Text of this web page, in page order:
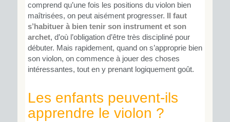
comprend qu’une fois les positions du violon bien
maîtrisées, on peut aisément progresser. Il faut
s’habituer à bien tenir son instrument et son
archet, d’où l’obligation d’être très discipliné pour
débuter. Mais rapidement, quand on s’approprie bien
son violon, on commence à jouer des choses
intéressantes, tout en y prenant logiquement goût.
Les enfants peuvent-ils
apprendre le violon ?